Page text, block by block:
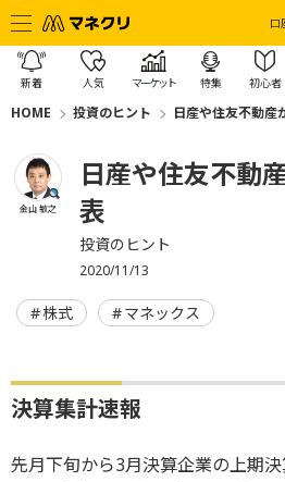
口
新着 人気 マーケット 特集 初心者
HOME 投資のヒント 日産や住友不動産
金山 敏之
日産や住友不動
表
投資のヒント
2020/11/13
株式 マネックス
決算集計速報
先月下旬から3月決算企業の上期